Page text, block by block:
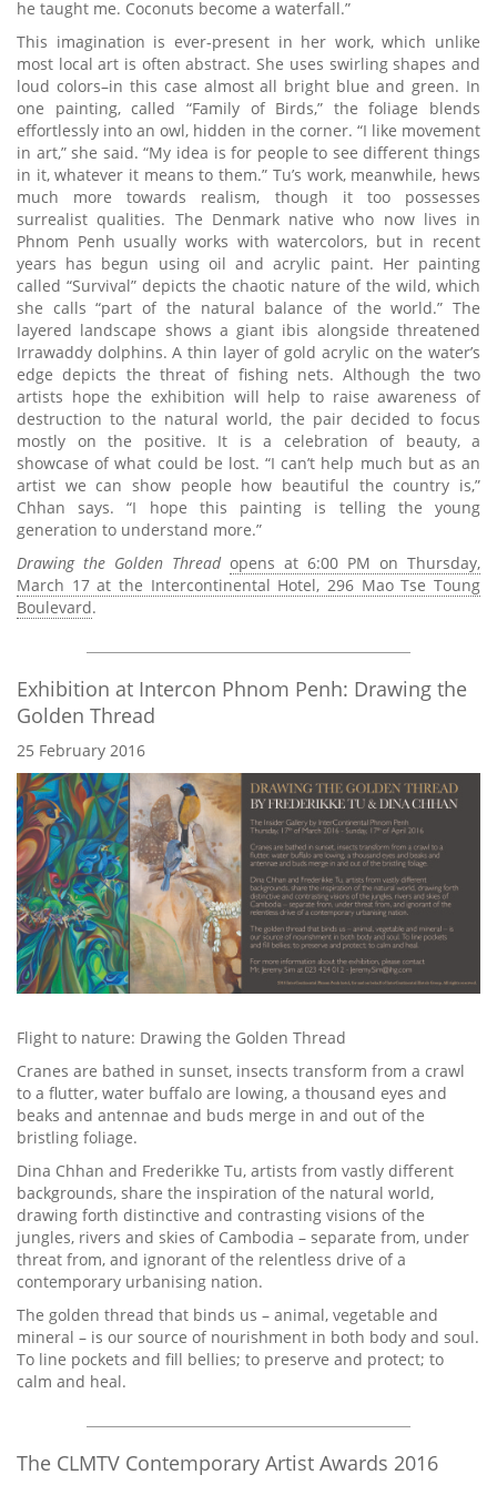
he taught me. Coconuts become a waterfall.”
This imagination is ever-present in her work, which unlike
most local art is often abstract. She uses swirling shapes and
loud colors–in this case almost all bright blue and green. In
one painting, called “Family of Birds,” the foliage blends
effortlessly into an owl, hidden in the corner. “I like movement
in art,” she said. “My idea is for people to see different things
in it, whatever it means to them.” Tu’s work, meanwhile, hews
much more towards realism, though it too possesses
surrealist qualities. The Denmark native who now lives in
Phnom Penh usually works with watercolors, but in recent
years has begun using oil and acrylic paint. Her painting
called “Survival” depicts the chaotic nature of the wild, which
she calls “part of the natural balance of the world.” The
layered landscape shows a giant ibis alongside threatened
Irrawaddy dolphins. A thin layer of gold acrylic on the water’s
edge depicts the threat of fishing nets. Although the two
artists hope the exhibition will help to raise awareness of
destruction to the natural world, the pair decided to focus
mostly on the positive. It is a celebration of beauty, a
showcase of what could be lost. “I can’t help much but as an
artist we can show people how beautiful the country is,”
Chhan says. “I hope this painting is telling the young
generation to understand more.”
Drawing the Golden Thread opens at 6:00 PM on Thursday,
March 17 at the Intercontinental Hotel, 296 Mao Tse Toung
Boulevard.
Exhibition at Intercon Phnom Penh: Drawing the
Golden Thread
25 February 2016
Flight to nature: Drawing the Golden Thread
Cranes are bathed in sunset, insects transform from a crawl
to a flutter, water buffalo are lowing, a thousand eyes and
beaks and antennae and buds merge in and out of the
bristling foliage.
Dina Chhan and Frederikke Tu, artists from vastly different
backgrounds, share the inspiration of the natural world,
drawing forth distinctive and contrasting visions of the
jungles, rivers and skies of Cambodia – separate from, under
threat from, and ignorant of the relentless drive of a
contemporary urbanising nation.
The golden thread that binds us – animal, vegetable and
mineral – is our source of nourishment in both body and soul.
To line pockets and fill bellies; to preserve and protect; to
calm and heal.
The CLMTV Contemporary Artist Awards 2016